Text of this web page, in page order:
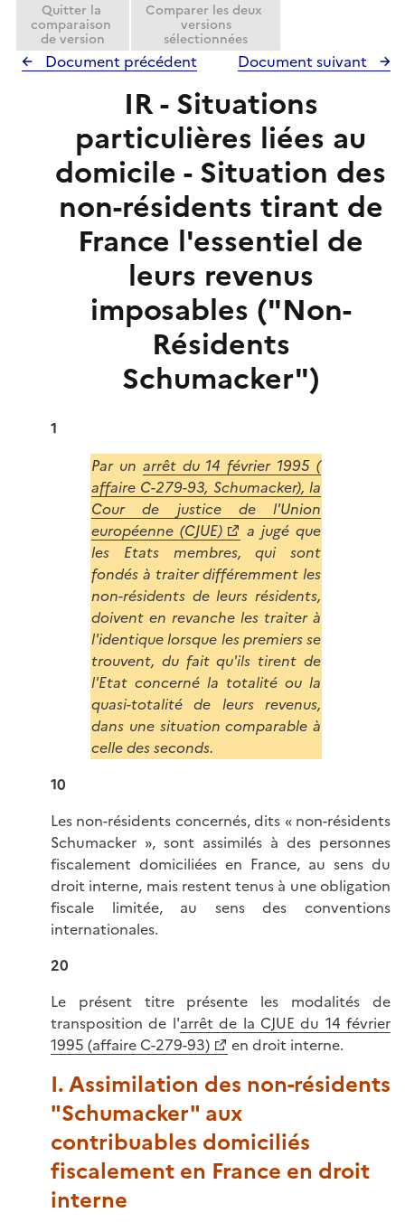
Quitter la
comparaison
de version
Comparer les deux
versions
sélectionnées
Document précédent Document suivant
IR - Situations
particulières liées au
domicile - Situation des
non-résidents tirant de
France l'essentiel de
leurs revenus
imposables ("Non-
Résidents
Schumacker")
1
Par un arrêt du 14 février 1995 (
affaire C-279-93, Schumacker), la
Cour de justice de l'Union
européenne (CJUE)
a jugé que
les Etats membres, qui sont
fondés à traiter différemment les
non-résidents de leurs résidents,
doivent en revanche les traiter à
l'identique lorsque les premiers se
trouvent, du fait qu'ils tirent de
l'Etat concerné la totalité ou la
quasi-totalité de leurs revenus,
dans une situation comparable à
celle des seconds.
10
Les non-résidents concernés, dits « non-résidents
Schumacker », sont assimilés à des personnes
fiscalement domiciliées en France, au sens du
droit interne, mais restent tenus à une obligation
fiscale limitée, au sens des conventions
internationales.
20
Le présent titre présente les modalités de
transposition de l'arrêt de la CJUE du 14 février
1995 (affaire C-279-93)
en droit interne.
I. Assimilation des non-résidents
"Schumacker" aux
contribuables domiciliés
fiscalement en France en droit
interne